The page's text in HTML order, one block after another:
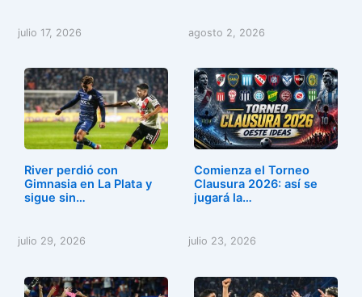
julio 17, 2026 agosto 2, 2026
River perdió con
Gimnasia en La Plata y
sigue sin…
julio 29, 2026
Comienza el Torneo
Clausura 2026: así se
jugará la…
julio 23, 2026